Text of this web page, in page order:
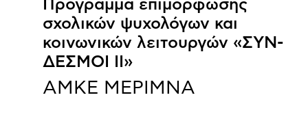
Πρόγραμμα επιμόρφωσης
σχολικών ψυχολόγων και
κοινωνικών λειτουργών «ΣΥΝ-
ΔΕΣΜΟΙ ΙΙ»
ΑΜΚΕ ΜΕΡΙΜΝΑ